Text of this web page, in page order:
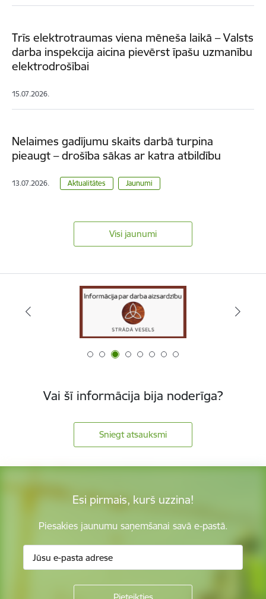
Trīs elektrotraumas viena mēneša laikā – Valsts
darba inspekcija aicina pievērst īpašu uzmanību
elektrodrošībai
15.07.2026.
Nelaimes gadījumu skaits darbā turpina
pieaugt – drošība sākas ar katra atbildību
13.07.2026. Aktualitātes Jaunumi
Visi jaunumi
Vai šī informācija bija noderīga?
Sniegt atsauksmi
Esi pirmais, kurš uzzina!
Piesakies jaunumu saņemšanai savā e-pastā.